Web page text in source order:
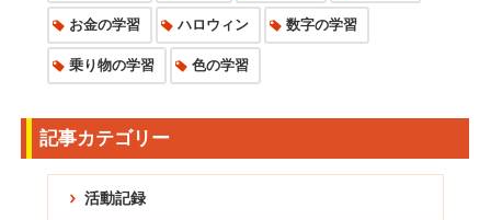
お金の学習 ハロウィン 数字の学習
乗り物の学習 色の学習
記事カテゴリー
活動記録